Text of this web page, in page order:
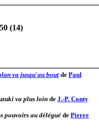
(14)
va jusqu'au boutde Paul
va plus loinde J.-P. Conty
pouvoirs au délégué de Pierre